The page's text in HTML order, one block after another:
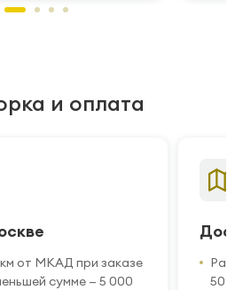
и оплата
от МКАД при заказе
сумме — 5 000
50